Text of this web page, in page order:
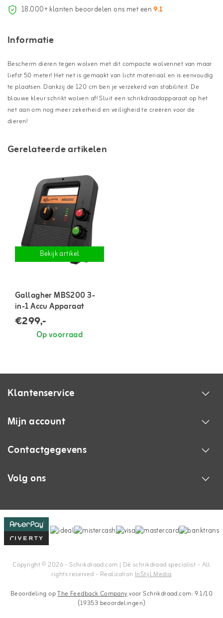
18.000+ klanten beoordelen ons met een9.1
Informatie
Bescherm dieren tegen wolven met dit compacte wolvennet van maar
liefst 50 meter! Het net is gemaakt van licht materiaal en is eenvoudig
te plaatsen. Dankzij de 120 cm ben je verzekerd van stabiliteit. De
blauwe kleur schrikt wolven af! Sluit een schrikdraadapparaat op het
net aan om nog meer zekerheid en veiligheid te creëren voor de
dieren!
Gerelateerde artikelen
Bekijk artikel
Gallagher MBS200 3-
in-1 Accu Apparaat
€299,-
Op voorraad
Klantenservice
Mijn account
Contactgegevens
Volg ons
Copyright © 2026 - Schrikdraad.com | Dè schrikdraad specialist - All
rights reserved - RealizationInStijl Media
Beoordeling opThe Feedback Companyvoor Schrikdraad.com: 9.1/10
(19353 beoordelingen)